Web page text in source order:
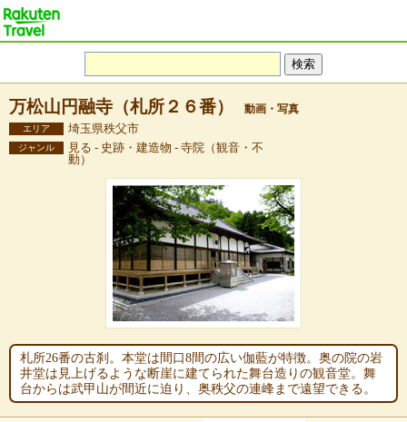
万松山円融寺（札所２６番） 動画・写真
エリア 埼玉県秩父市
ジャンル
見る - 史跡・建造物 - 寺院（観音・不
動）
札所26番の古刹。本堂は間口8間の広い伽藍が特徴。奥の院の岩
井堂は見上げるような断崖に建てられた舞台造りの観音堂。舞
台からは武甲山が間近に迫り、奥秩父の連峰まで遠望できる。